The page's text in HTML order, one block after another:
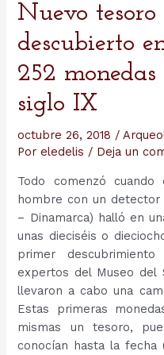
Nuevo
descubierto
252
siglo IX
octubre 26, 2018 /
Poreledelis / Deja un
Todo comenzó
hombre con un
– Dinamarca) halló en
unas dieciséis o
primer
expertos del Museo del
llevaron a cabo una
Estas primeras
mismas un tesoro,
conocían hasta la fecha